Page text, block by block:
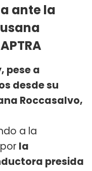
ante la
pese a
desde su
Roccasalvo,
a la
la
presida